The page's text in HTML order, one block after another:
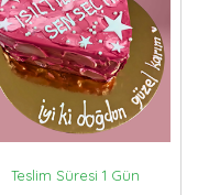
Teslim Süresi 1 Gün